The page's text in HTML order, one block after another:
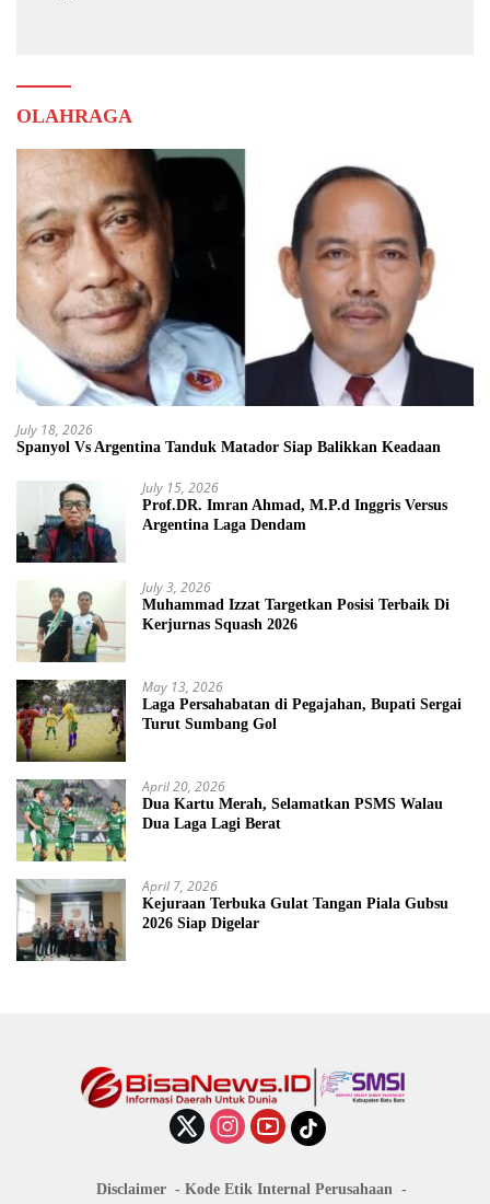
OLAHRAGA
July 18, 2026
Spanyol Vs Argentina Tanduk Matador Siap Balikkan Keadaan
July 15, 2026
Prof.DR. Imran Ahmad, M.P.d Inggris Versus
Argentina Laga Dendam
July 3, 2026
Muhammad Izzat Targetkan Posisi Terbaik Di
Kerjurnas Squash 2026
May 13, 2026
Laga Persahabatan di Pegajahan, Bupati Sergai
Turut Sumbang Gol
April 20, 2026
Dua Kartu Merah, Selamatkan PSMS Walau
Dua Laga Lagi Berat
April 7, 2026
Kejuraan Terbuka Gulat Tangan Piala Gubsu
2026 Siap Digelar
Disclaimer Kode Etik Internal Perusahaan